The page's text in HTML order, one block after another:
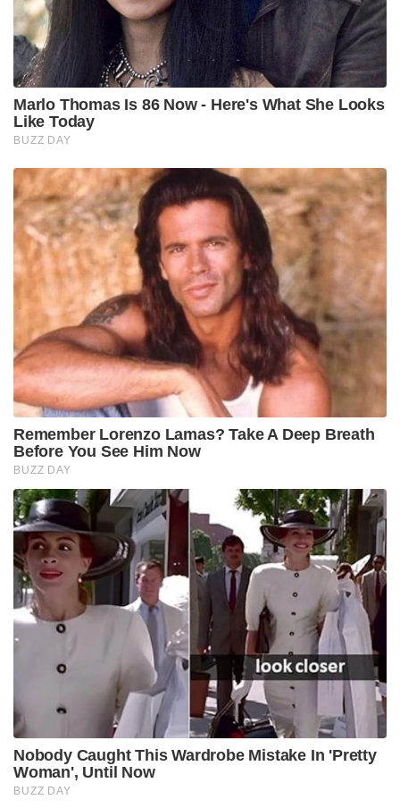
Marlo Thomas Is 86 Now - Here's What She Looks
Like Today
BUZZ DAY
Remember Lorenzo Lamas? Take A Deep Breath
Before You See Him Now
BUZZ DAY
Nobody Caught This Wardrobe Mistake In 'Pretty
Woman', Until Now
BUZZ DAY